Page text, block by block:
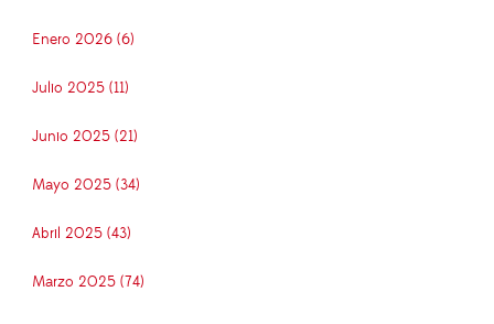
Enero 2026 (6)
Julio 2025 (11)
Junio 2025 (21)
Mayo 2025 (34)
Abril 2025 (43)
Marzo 2025 (74)